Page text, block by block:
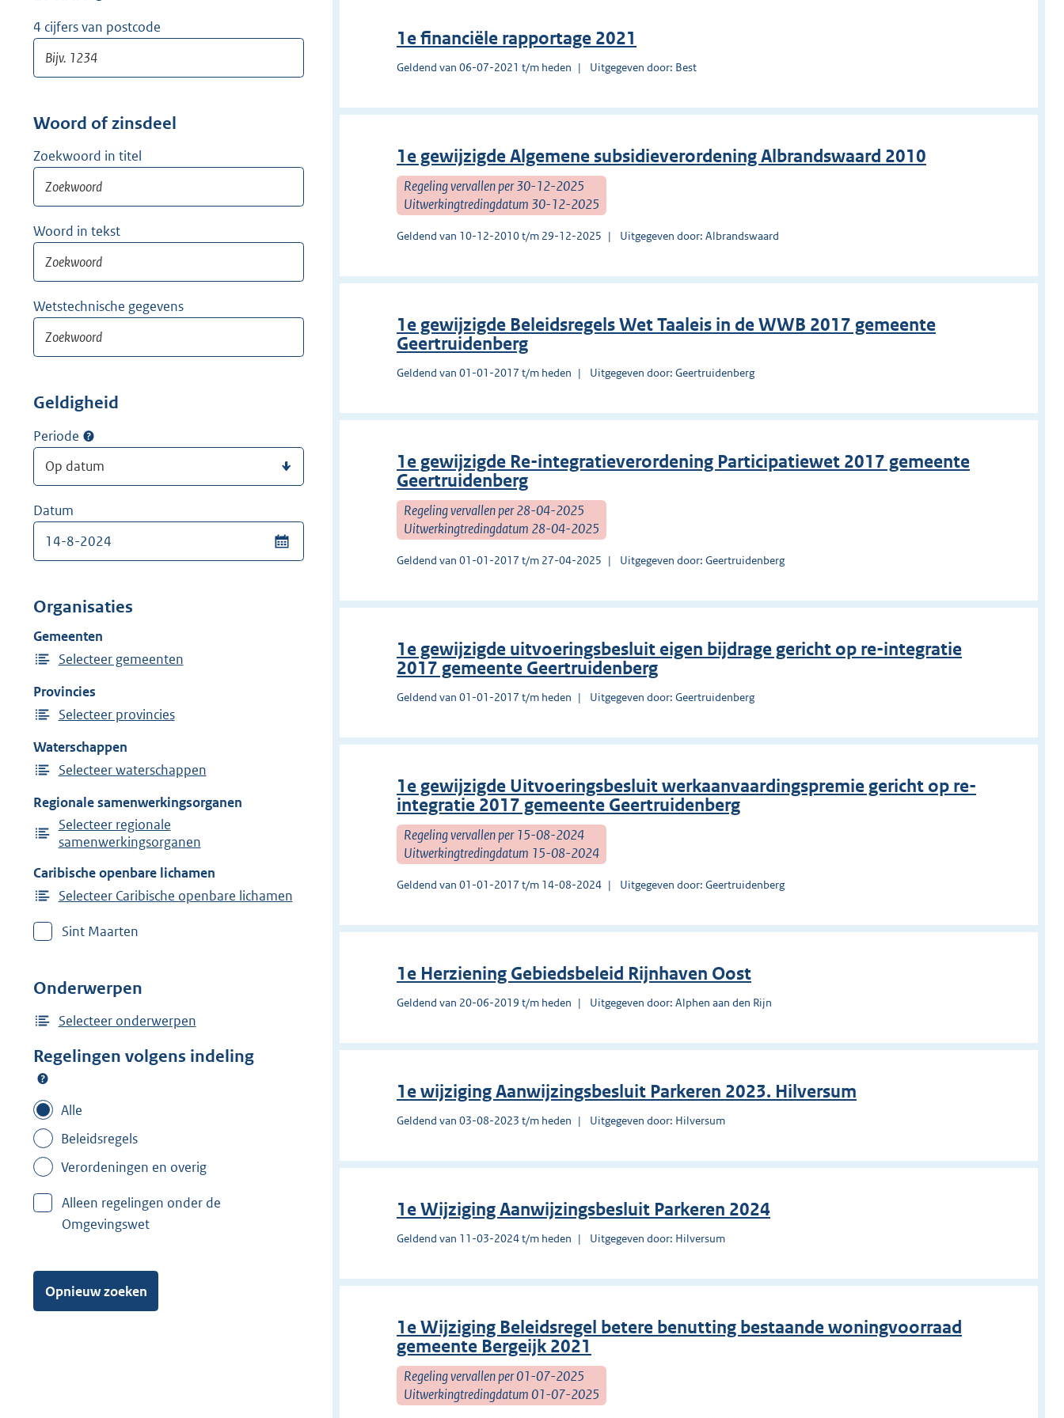
i
4 cijfers van postcode
Woord of zinsdeel
Zoekwoord in titel
Woord in tekst
Wetstechnische gegevens
Geldigheid
Periode
Datum
Organisaties
Gemeenten
Selecteer gemeenten
Provincies
Selecteer provincies
Waterschappen
Selecteer waterschappen
Regionale samenwerkingsorganen
Selecteer regionale
samenwerkingsorganen
Caribische openbare lichamen
Selecteer Caribische openbare lichamen
Sint Maarten
Onderwerpen
Selecteer onderwerpen
Regelingen volgens indeling
Alle
Beleidsregels
Verordeningen en overig
Alleen regelingen onder de
Omgevingswet
Opnieuw zoeken
1e financiële rapportage 2021
Geldend van 06-07-2021 t/m heden Uitgegeven door: Best
1e gewijzigde Algemene subsidieverordening Albrandswaard 2010
Regeling vervallen per 30-12-2025
Uitwerkingtredingdatum 30-12-2025
Geldend van 10-12-2010 t/m 29-12-2025 Uitgegeven door: Albrandswaard
1e gewijzigde Beleidsregels Wet Taaleis in de WWB 2017 gemeente
Geertruidenberg
Geldend van 01-01-2017 t/m heden Uitgegeven door: Geertruidenberg
1e gewijzigde Re-integratieverordening Participatiewet 2017 gemeente
Geertruidenberg
Regeling vervallen per 28-04-2025
Uitwerkingtredingdatum 28-04-2025
Geldend van 01-01-2017 t/m 27-04-2025 Uitgegeven door: Geertruidenberg
1e gewijzigde uitvoeringsbesluit eigen bijdrage gericht op re-integratie
2017 gemeente Geertruidenberg
Geldend van 01-01-2017 t/m heden Uitgegeven door: Geertruidenberg
1e gewijzigde Uitvoeringsbesluit werkaanvaardingspremie gericht op re-
integratie 2017 gemeente Geertruidenberg
Regeling vervallen per 15-08-2024
Uitwerkingtredingdatum 15-08-2024
Geldend van 01-01-2017 t/m 14-08-2024 Uitgegeven door: Geertruidenberg
1e Herziening Gebiedsbeleid Rijnhaven Oost
Geldend van 20-06-2019 t/m heden Uitgegeven door: Alphen aan den Rijn
1e wijziging Aanwijzingsbesluit Parkeren 2023. Hilversum
Geldend van 03-08-2023 t/m heden Uitgegeven door: Hilversum
1e Wijziging Aanwijzingsbesluit Parkeren 2024
Geldend van 11-03-2024 t/m heden Uitgegeven door: Hilversum
1e Wijziging Beleidsregel betere benutting bestaande woningvoorraad
gemeente Bergeijk 2021
Regeling vervallen per 01-07-2025
Uitwerkingtredingdatum 01-07-2025